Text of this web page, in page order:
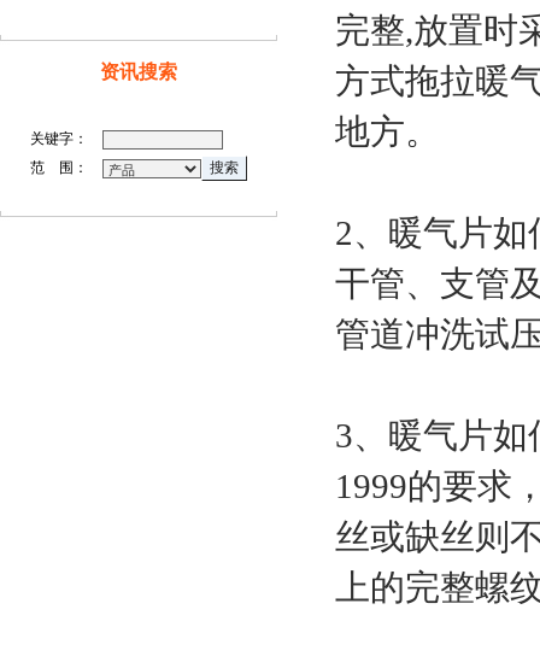
资讯搜索
关键字：
范 围：
完整,放置时
方式拖拉暖
地方。
2、暖气片
干管、支管
管道冲洗试
3、暖气片如
1999的要求
丝或缺丝则
上的完整螺